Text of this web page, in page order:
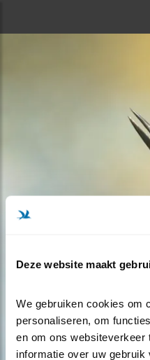
Deze website maakt
We gebruiken cookies om
personaliseren, om
en om ons websiteverkeer
informatie over uw